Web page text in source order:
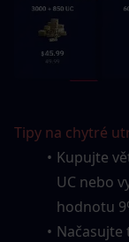
Tipy na chytré
Kupujte
UC nebo
hodnotu
Načasujte